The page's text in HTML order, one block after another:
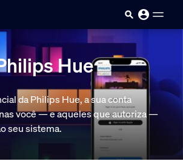
Passar para o conteúdo
Hue
da Philips Hue, a sua conta
você — e aqueles que autoriza —
seu sistema.